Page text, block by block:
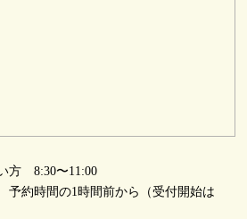
方 8:30〜11:00
約時間の1時間前から（受付開始は